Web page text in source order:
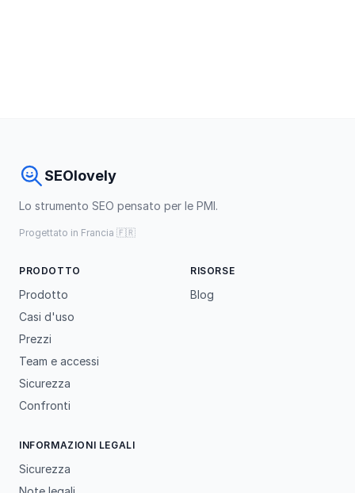
SEOlovely
Lo strumento SEO pensato per le PMI.
Progettato in Francia 🇫🇷
PRODOTTO
Prodotto
Casi d'uso
Prezzi
Team e accessi
Sicurezza
Confronti
RISORSE
Blog
INFORMAZIONI LEGALI
Sicurezza